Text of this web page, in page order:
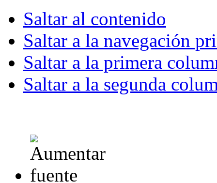
Saltar al contenido
Saltar a la navegación
Saltar a la primera
Saltar a la segunda